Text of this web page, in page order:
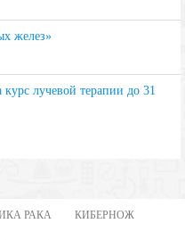
желез»
лучевой терапии до 31
РАКА КИБЕРНОЖ